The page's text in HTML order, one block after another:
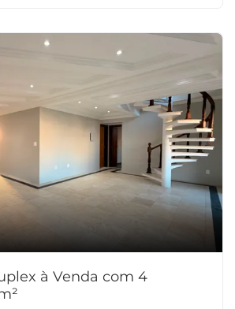
à Venda com 4